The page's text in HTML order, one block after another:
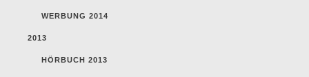
WERBUNG 2014
2013
HÖRBUCH 2013